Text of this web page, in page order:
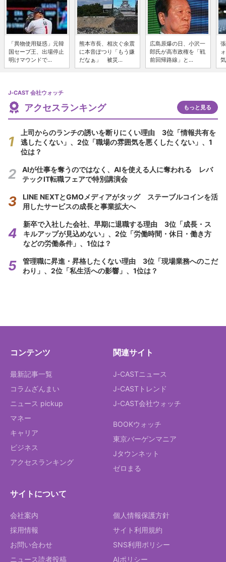
「異物使用疑惑」元韓
国セーブ王、出場停止
明けマウンドで...
熊本市長、相次ぐ余震
に本音ぽつり「もう嫌
だなぁ」 被災...
広島原爆の日、小沢一
郎氏が高市政権を「戦
前回帰路線」と...
J-CAST 会社ウォッチ
アクセスランキング もっと見る
上司からのランチの誘いを断りにくい理由 3位「情報共有を
逃したくない」、2位「職場の雰囲気を悪くしたくない」、1
位は？
AIが仕事を奪うのではなく、AIを使える人に奪われる レバ
テックIT転職フェアで特別講演会
LINE NEXTとGMOメディアがタッグ ステーブルコインを活
用したサービスの成長と事業拡大へ
新卒で入社した会社、早期に退職する理由 3位「成長・ス
キルアップが見込めない」、2位「労働時間・休日・働き方
などの労働条件」、1位は？
管理職に昇進・昇格したくない理由 3位「現場業務へのこだ
わり」、2位「私生活への影響」、1位は？
コンテンツ
最新記事一覧
コラムざんまい
ニュース pickup
マネー
キャリア
ビジネス
アクセスランキング
関連サイト
J-CASTニュース
J-CASTトレンド
J-CAST会社ウォッチ
BOOKウォッチ
東京バーゲンマニア
Jタウンネット
ゼロまる
サイトについて
会社案内
採用情報
お問い合わせ
ニュース読者投稿
個人情報保護方針
サイト利用規約
SNS利用ポリシー
AIポリシー